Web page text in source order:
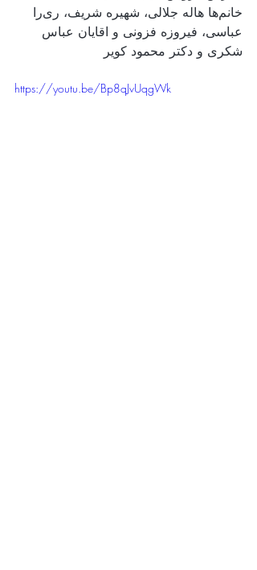
خانم‌ها هاله جلالی، شهیره شریف، ری‌را
عباسی، فیروزه فزونی و اقایان عباس
شکری و دکتر محمود کویر
https://youtu.be/Bp8qJvUqgWk